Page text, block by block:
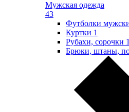
Мужская одежда
43
Футболки
Куртки 1
Рубахи, сорочки
Брюки, штаны,